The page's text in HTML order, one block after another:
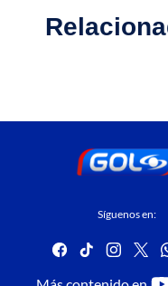
Síguenos en:
facebook
tiktok